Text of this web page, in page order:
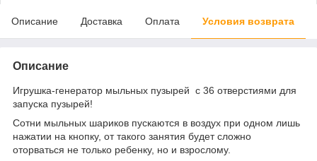
Описание Доставка Оплата Условия возврата
Описание
Игрушка-генератор мыльных пузырей с 36 отверстиями для
запуска пузырей!
Сотни мыльных шариков пускаются в воздух при одном лишь
нажатии на кнопку, от такого занятия будет сложно
оторваться не только ребенку, но и взрослому.